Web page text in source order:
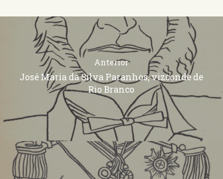
Anterior
José Maria da Silva Paranhos, vizconde de
Rio Branco